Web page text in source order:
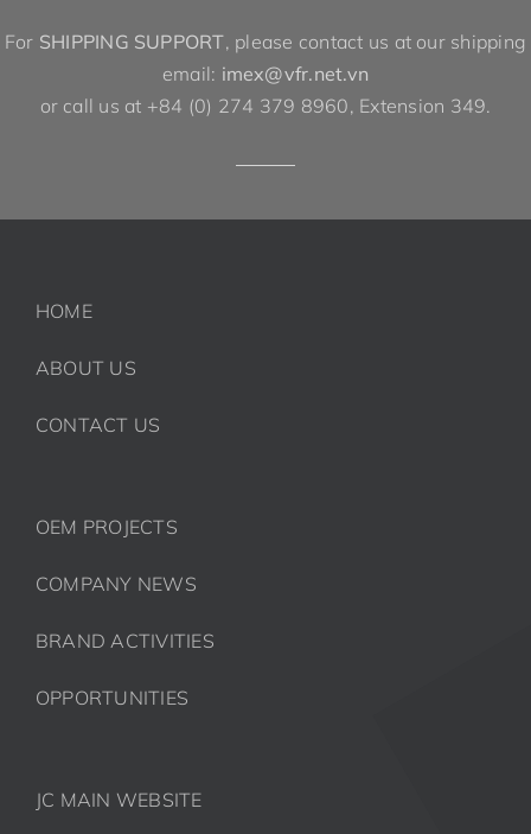
For SHIPPING SUPPORT, please contact us at our shipping
email: imex@vfr.net.vn
or call us at +84 (0) 274 379 8960, Extension 349.
HOME
ABOUT US
CONTACT US
OEM PROJECTS
COMPANY NEWS
BRAND ACTIVITIES
OPPORTUNITIES
JC MAIN WEBSITE